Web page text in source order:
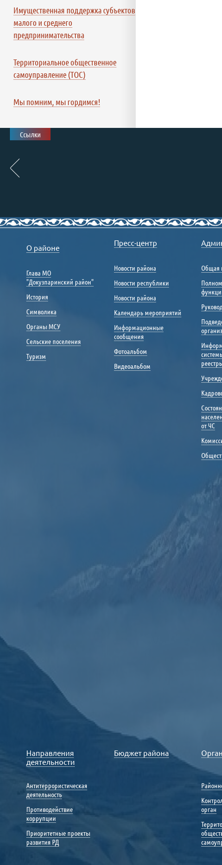
Имущественная поддержка субъектов
малого и среднего
предпринимательства
Территориальное общественное
самоуправление (ТОС)
Мы помним, мы гордимся!
Ссылки
О районе
Глава МО
"Докузпаринский район"
История
Символика
Органы МСУ
Сельские поселения
Туризм
Пресс-центр
Новости района
Новости республики
Новости района
Календарь мероприятий
Информационные
сообщения
Фотоальбом
Видеоальбом
Общая
от ЧС
Направления
деятельности
Антитеррористическая
деятельность
Противодействие
коррупции
Приоритетные проекты
развития РД
Бюджет района
орган